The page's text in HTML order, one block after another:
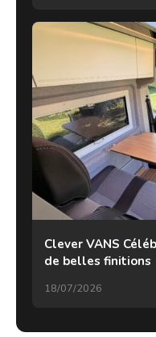
Clever VANS
de belles finitions
18/07/2026